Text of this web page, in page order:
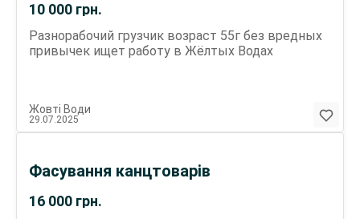
10 000 грн.
Разнорабочий грузчик возраст 55г без вредных
привычек ищет работу в Жёлтых Водах
Жовті Води
29.07.2025
16 000 грн.
Фасування канцтоварів